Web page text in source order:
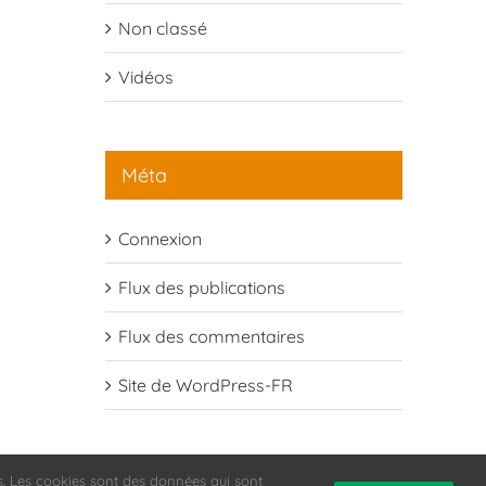
Non classé
Vidéos
Méta
Connexion
Flux des publications
Flux des commentaires
Site de WordPress-FR
Les cookies sont des données qui sont